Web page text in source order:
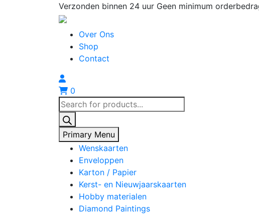
Verzonden binnen 24 uur Geen minimum
Over Ons
Shop
Contact
0
Producten
zoeken
Primary Menu
Wenskaarten
Enveloppen
Karton / Papier
Kerst- en Nieuwjaarskaarten
Hobby materialen
Diamond Paintings